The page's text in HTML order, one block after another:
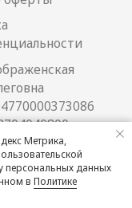
Метрика,
персональных данных
в Политике